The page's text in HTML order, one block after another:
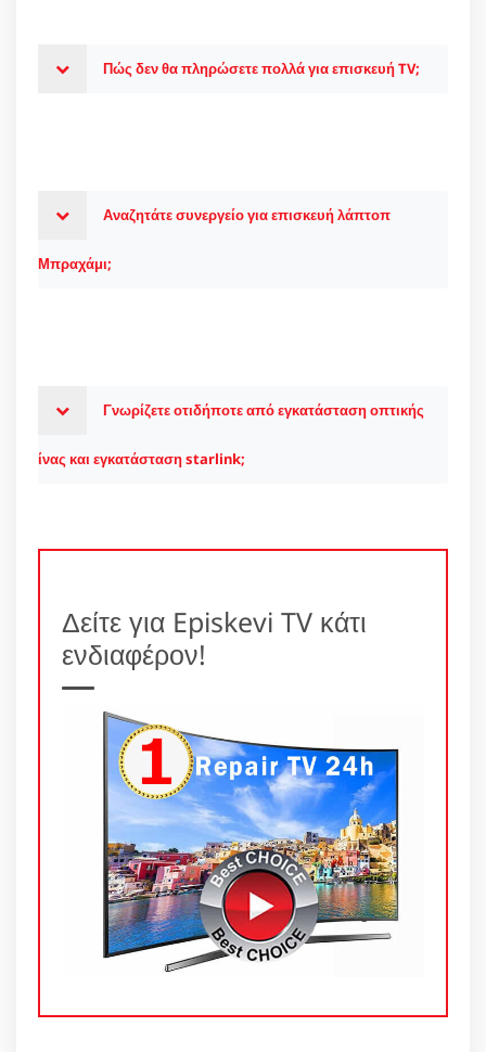
Πώς δεν θα πληρώσετε πολλά για επισκευή TV;
Αναζητάτε συνεργείο για επισκευή λάπτοπ
Μπραχάμι;
Γνωρίζετε οτιδήποτε από εγκατάσταση οπτικής
ίνας και εγκατάσταση starlink;
Δείτε για Episkevi TV κάτι
ενδιαφέρον!